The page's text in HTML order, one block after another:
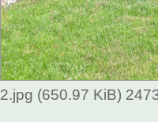
2.jpg (650.97 KiB)